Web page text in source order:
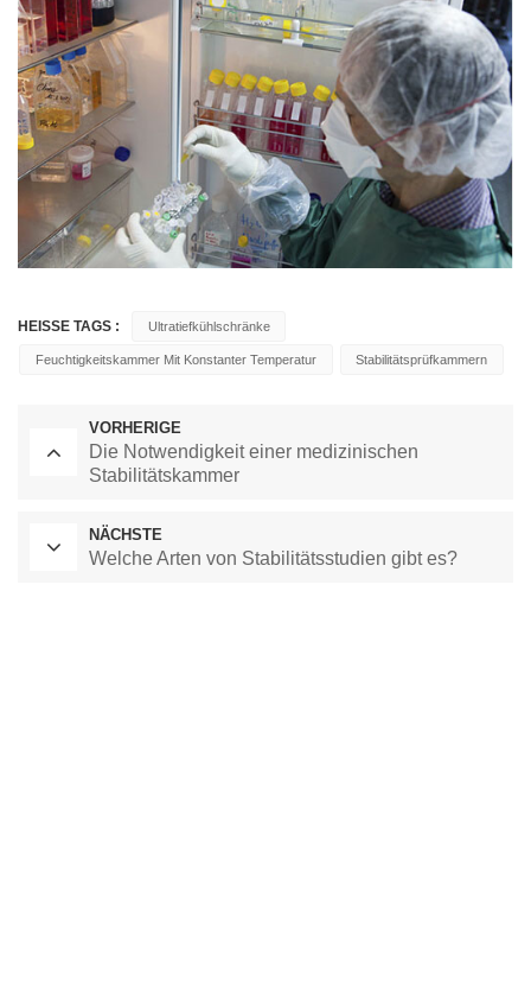
HEISSE TAGS : Ultratiefkühlschränke
Feuchtigkeitskammer Mit Konstanter Temperatur Stabilitätsprüfkammern
VORHERIGE
Die Notwendigkeit einer medizinischen
Stabilitätskammer
NÄCHSTE
Welche Arten von Stabilitätsstudien gibt es?